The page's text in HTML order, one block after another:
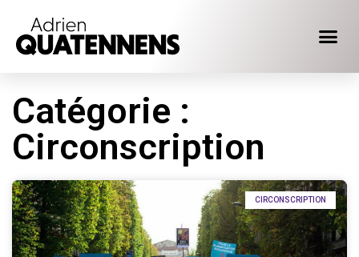
Catégorie :
Circonscription
CIRCONSCRIPTION